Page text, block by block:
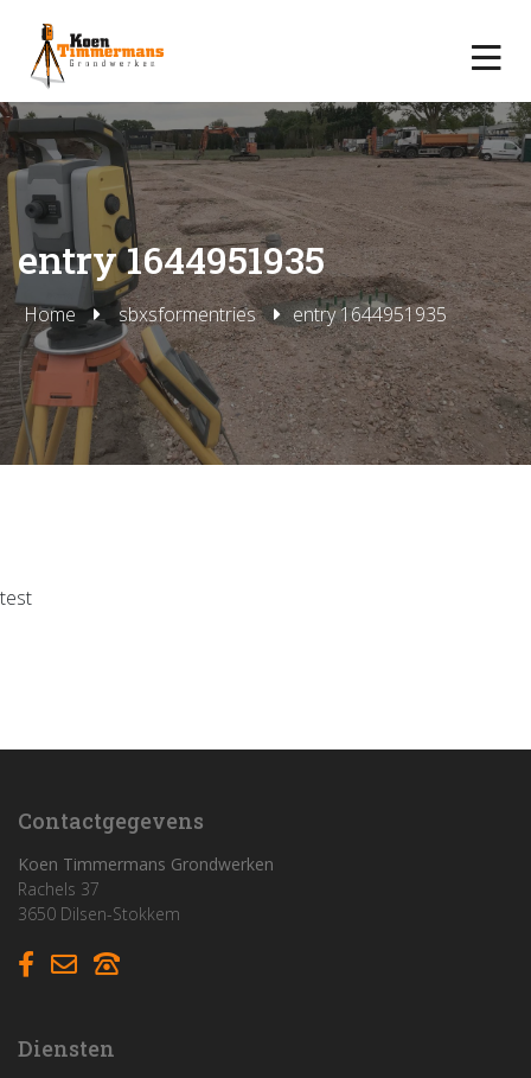
Rioleringswerken
Graaf- en grondwerken
Aanleg parkings
entry 1644951935
Home sbxsformentries entry 1644951935
test
Contactgegevens
Koen Timmermans Grondwerken
Rachels 37
3650 Dilsen-Stokkem
Diensten